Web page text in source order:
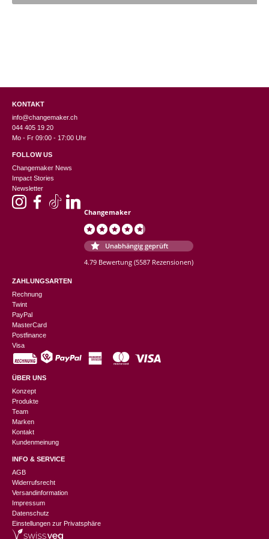
CHF 98.00.
KONTAKT
info@changemaker.ch
044 405 19 20
Mo - Fr 09:00 - 17:00 Uhr
FOLLOW US
Changemaker News
Impact Stories
Newsletter
Changemaker
Unabhängig geprüft
4.79 Bewertung (5587 Rezensionen)
ZAHLUNGSARTEN
Rechnung
Twint
PayPal
MasterCard
Postfinance
Visa
ÜBER UNS
Konzept
Produkte
Team
Marken
Kontakt
Kundenmeinung
INFO & SERVICE
AGB
Widerrufsrecht
Versandinformation
Impressum
Datenschutz
Einstellungen zur Privatsphäre